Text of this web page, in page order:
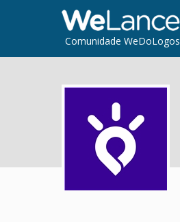
Comunidade WeDoLogos